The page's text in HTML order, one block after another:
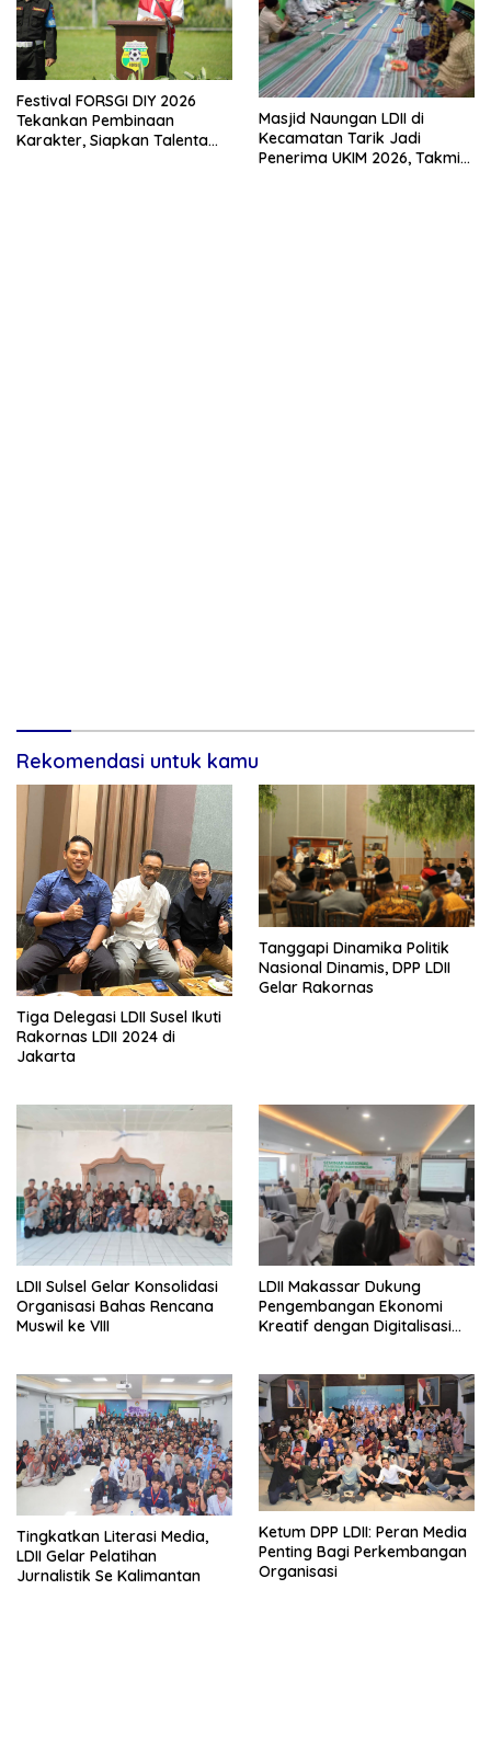
Festival FORSGI DIY 2026
Tekankan Pembinaan
Karakter, Siapkan Talenta
Masjid Naungan LDII di
Kecamatan Tarik Jadi
Penerima UKIM 2026, Takmir
Rekomendasi untuk kamu
Tiga Delegasi LDII Susel Ikuti
Rakornas LDII 2024 di
Jakarta
Tanggapi Dinamika Politik
Nasional Dinamis, DPP LDII
Gelar Rakornas
LDII Sulsel Gelar Konsolidasi
Organisasi Bahas Rencana
Muswil ke VIII
LDII Makassar Dukung
Pengembangan Ekonomi
Kreatif dengan Digitalisasi
Tingkatkan Literasi Media,
LDII Gelar Pelatihan
Jurnalistik Se Kalimantan
Ketum DPP LDII: Peran Media
Penting Bagi Perkembangan
Organisasi